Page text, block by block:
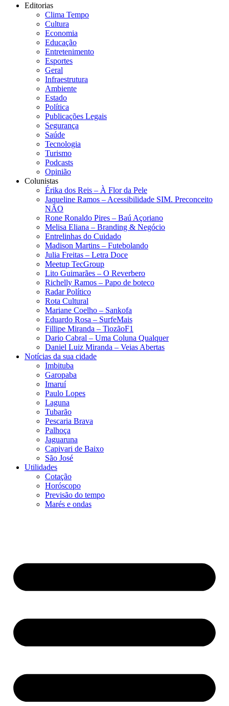
Editorias
Clima Tempo
Cultura
Economia
Educação
Entretenimento
Esportes
Geral
Infraestrutura
Ambiente
Estado
Política
Publicações Legais
Segurança
Saúde
Tecnologia
Turismo
Podcasts
Opinião
Colunistas
Érika dos Reis​ – À Flor da Pele
Jaqueline Ramos – Acessibilidade SIM. Preconceito
NÃO
Rone Ronaldo Pires – Baú Açoriano
Melisa Eliana – Branding & Negócio
Entrelinhas do Cuidado
Madison Martins – Futebolando
Julia Freitas​ – Letra Doce
Meetup TecGroup
Lito Guimarães – O Reverbero
Richelly Ramos​ – Papo de boteco
Radar Político
Rota Cultural
Mariane Coelho – Sankofa
Eduardo Rosa​ – SurfeMais
Fillipe Miranda – TiozãoF1
Dario Cabral – Uma Coluna Qualquer
Daniel Luiz Miranda – Veias Abertas
Notícias da sua cidade
Imbituba
Garopaba
Imaruí
Paulo Lopes
Laguna
Tubarão
Pescaria Brava
Palhoça
Jaguaruna
Capivari de Baixo
São José
Utilidades
Cotação
Horóscopo
Previsão do tempo
Marés e ondas